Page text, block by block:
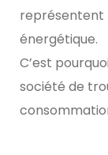
représentent
énergétique.
C’est
société de